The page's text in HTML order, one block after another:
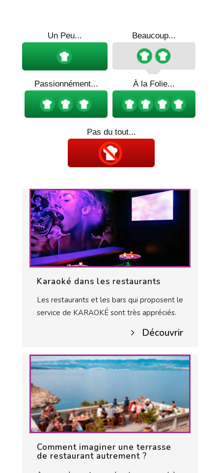
Un Peu... Beaucoup...
Passionnément... À la Folie...
Pas du tout...
Karaoké dans les restaurants
Les restaurants et les bars qui proposent le
service de KARAOKÉ sont très appréciés.
Découvrir
Comment imaginer une terrasse
de restaurant autrement ?